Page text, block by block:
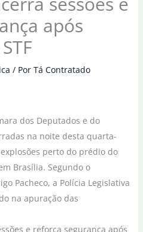
após
/ Por Tá Contratado
dos Deputados e do
na noite desta quarta-
perto do prédio do
Brasília. Segundo o
Pacheco, a Polícia Legislativa
na apuração das